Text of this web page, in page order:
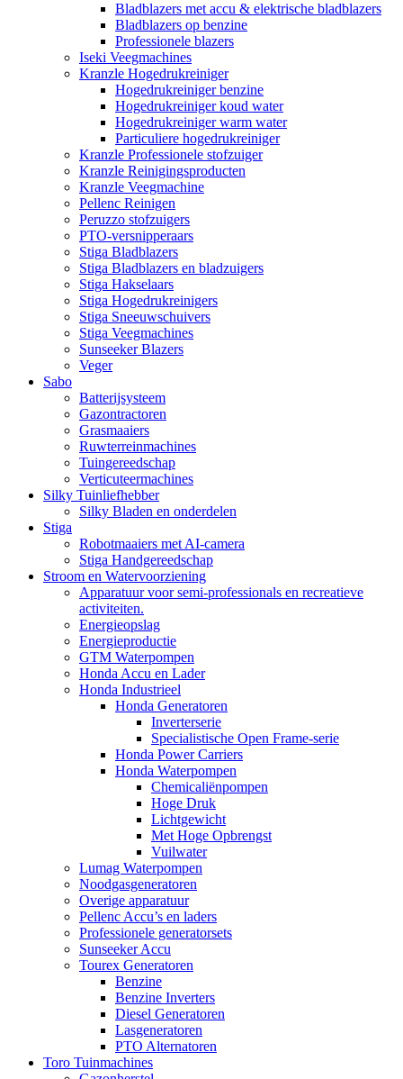
Bladblazers met accu & elektrische bladblazers
Bladblazers op benzine
Professionele blazers
Iseki Veegmachines
Kranzle Hogedrukreiniger
Hogedrukreiniger benzine
Hogedrukreiniger koud water
Hogedrukreiniger warm water
Particuliere hogedrukreiniger
Kranzle Professionele stofzuiger
Kranzle Reinigingsproducten
Kranzle Veegmachine
Pellenc Reinigen
Peruzzo stofzuigers
PTO-versnipperaars
Stiga Bladblazers
Stiga Bladblazers en bladzuigers
Stiga Hakselaars
Stiga Hogedrukreinigers
Stiga Sneeuwschuivers
Stiga Veegmachines
Sunseeker Blazers
Veger
Sabo
Batterijsysteem
Gazontractoren
Grasmaaiers
Ruwterreinmachines
Tuingereedschap
Verticuteermachines
Silky Tuinliefhebber
Silky Bladen en onderdelen
Stiga
Robotmaaiers met AI-camera
Stiga Handgereedschap
Stroom en Watervoorziening
Apparatuur voor semi-professionals en recreatieve
activiteiten.
Energieopslag
Energieproductie
GTM Waterpompen
Honda Accu en Lader
Honda Industrieel
Honda Generatoren
Inverterserie
Specialistische Open Frame-serie
Honda Power Carriers
Honda Waterpompen
Chemicaliënpompen
Hoge Druk
Lichtgewicht
Met Hoge Opbrengst
Vuilwater
Lumag Waterpompen
Noodgasgeneratoren
Overige apparatuur
Pellenc Accu’s en laders
Professionele generatorsets
Sunseeker Accu
Tourex Generatoren
Benzine
Benzine Inverters
Diesel Generatoren
Lasgeneratoren
PTO Alternatoren
Toro Tuinmachines